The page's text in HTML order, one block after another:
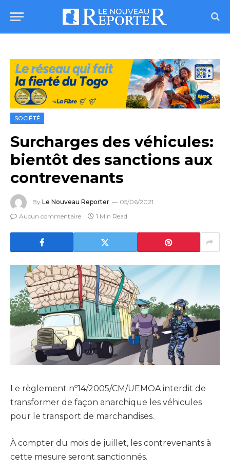
SOCIÉTÉ
Surcharges des véhicules:
bientôt des sanctions aux
contrevenants
By Le Nouveau Reporter
05/06/2021
Aucun commentaire
1 Min Read
Le règlement nº14/2005/CM/UEMOA interdit de
transformer de façon anarchique les véhicules
pour le transport de marchandises.
À compter du mois de juillet, les contrevenants à
cette mesure seront sanctionnés.